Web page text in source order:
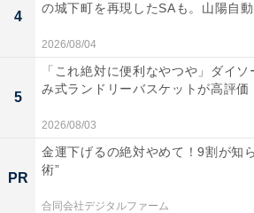
楽天トラベルの「クーポン祭」と
楽天トラベルでは、定期的に「クー
気の宿やホテルを対象に、宿泊予約
クーポンを配布します。
クーポンは、国内宿泊や海外ツアー
さまざまな旅行商品で利用可能。複
4
の城下町を再現したSAも。山陽自動
2026/08/04
5
「これ絶対に便利なやつや」ダイ
み式ランドリーバスケットが高評価
2026/08/03
PR
金運下げるの絶対やめて！9割が知
術”
合同会社デジタルファーム